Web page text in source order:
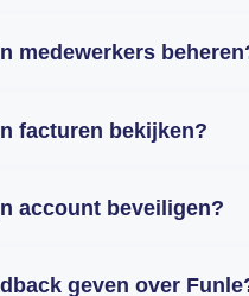
medewerkers
facturen bekijken?
account beveiligen?
geven over